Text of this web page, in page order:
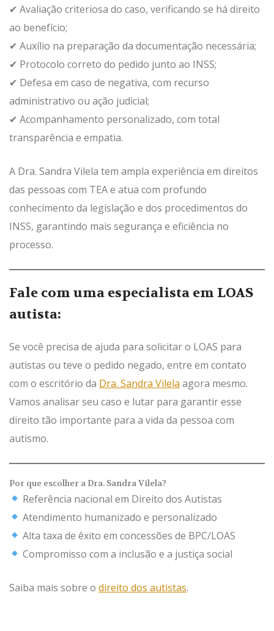
✔ Avaliação criteriosa do caso, verificando se há direito
ao benefício;
✔ Auxílio na preparação da documentação necessária;
✔ Protocolo correto do pedido junto ao INSS;
✔ Defesa em caso de negativa, com recurso
administrativo ou ação judicial;
✔ Acompanhamento personalizado, com total
transparência e empatia.
A Dra. Sandra Vilela tem ampla experiência em direitos
das pessoas com TEA e atua com profundo
conhecimento da legislação e dos procedimentos do
INSS, garantindo mais segurança e eficiência no
processo.
Fale com uma especialista em LOAS
autista:
Se você precisa de ajuda para solicitar o LOAS para
autistas ou teve o pedido negado, entre em contato
com o escritório da Dra. Sandra Vilela agora mesmo.
Vamos analisar seu caso e lutar para garantir esse
direito tão importante para a vida da pessoa com
autismo.
Por que escolher a Dra. Sandra Vilela?
Referência nacional em Direito dos Autistas
Atendimento humanizado e personalizado
Alta taxa de êxito em concessões de BPC/LOAS
Compromisso com a inclusão e a justiça social
Saiba mais sobre o direito dos autistas.